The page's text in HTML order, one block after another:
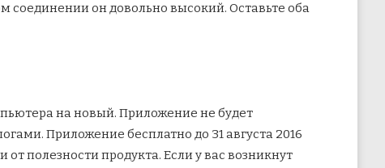
соединении он довольно высокий. Оставьте оба
на новый. Приложение не будет
Приложение бесплатно до 31 августа 2016
полезности продукта. Если у вас возникнут